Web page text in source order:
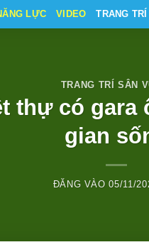
LỰC VIDEO TRANG
TRANG TRÍ SÂN
thự có gara
gian
ĐĂNG VÀO05/11/